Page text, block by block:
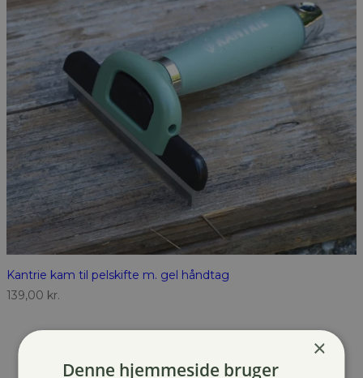
Kantrie kam til pelskifte m. gel håndtag
139,00 kr.
×
Denne hjemmeside bruger